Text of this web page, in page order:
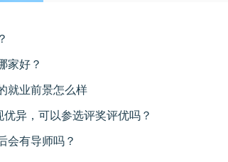
家好？
就业前景怎么样
异，可以参选评奖评优吗？
会有导师吗？